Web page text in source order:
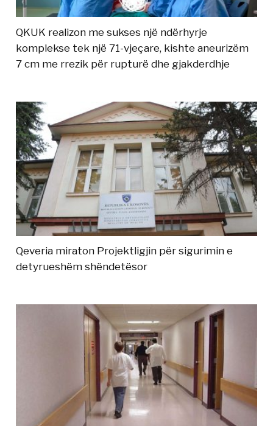
QKUK realizon me sukses një ndërhyrje
komplekse tek një 71-vjeçare, kishte aneurizëm
7 cm me rrezik për rupturë dhe gjakderdhje
Qeveria miraton Projektligjin për sigurimin e
detyrueshëm shëndetësor